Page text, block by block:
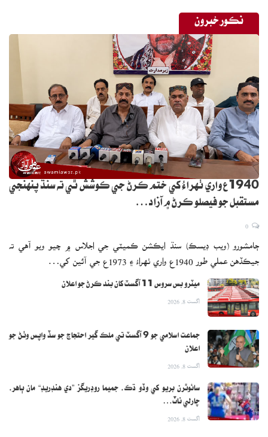
نڪور خبرون
1940ع واري ٺهراءُ کي ختم ڪرڻ جي ڪوشش ٿي ته سنڌ پنهنجي
مستقبل جو فيصلو ڪرڻ ۾ آزاد…
ڄامشورو (ويب ڊيسڪ) سنڌ ايڪشن ڪميٽي جي اجلاس ۾ چيو ويو آهي ته
جيڪڏهن عملي طور 1940ع واري ٺهراءُ ۽ 1973ع جي آئين کي…
ميٽرو بس سروس 11 آگسٽ کان بند ڪرڻ جو اعلان
اگست 8, 2026
جماعت اسلامي جو 9 آگسٽ تي ملڪ گير احتجاج جو سڏ واپس وٺڻ جو
اعلان
اگست 8, 2026
سائوٿرن بريو کي وڏو ڌڪ، جميما روڊريگز ”دي هنڊريڊ“ مان ٻاهر،
چارلي ناٽ…
اگست 8, 2026